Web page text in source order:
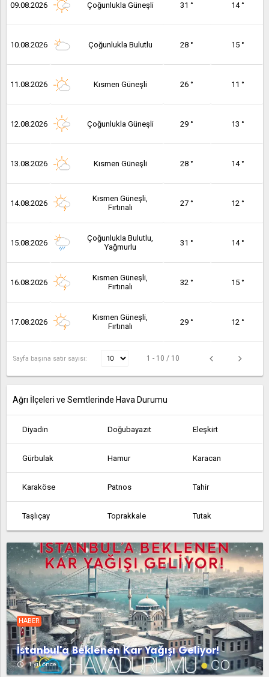
09.08.2026 Çoğunlukla Güneşli 31 ° 14 °
10.08.2026 Çoğunlukla Bulutlu 28 ° 15 °
11.08.2026 Kısmen Güneşli 26 ° 11 °
12.08.2026 Çoğunlukla Güneşli 29 ° 13 °
13.08.2026 Kısmen Güneşli 28 ° 14 °
14.08.2026
Kısmen Güneşli,
Fırtınalı
27 ° 12 °
15.08.2026
Çoğunlukla Bulutlu,
Yağmurlu
31 ° 14 °
16.08.2026
Kısmen Güneşli,
Fırtınalı
32 ° 15 °
17.08.2026
Kısmen Güneşli,
Fırtınalı
29 ° 12 °
Sayfa başına satır sayısı: 1 - 10 / 10
Ağrı İlçeleri ve Semtlerinde Hava Durumu
Diyadin Doğubayazıt Eleşkirt
Gürbulak Hamur Karacan
Karaköse Patnos Tahir
Taşlıçay Toprakkale Tutak
HABER
İstanbul'a Beklenen Kar Yağışı Geliyor!
access_time 1 yıl önce